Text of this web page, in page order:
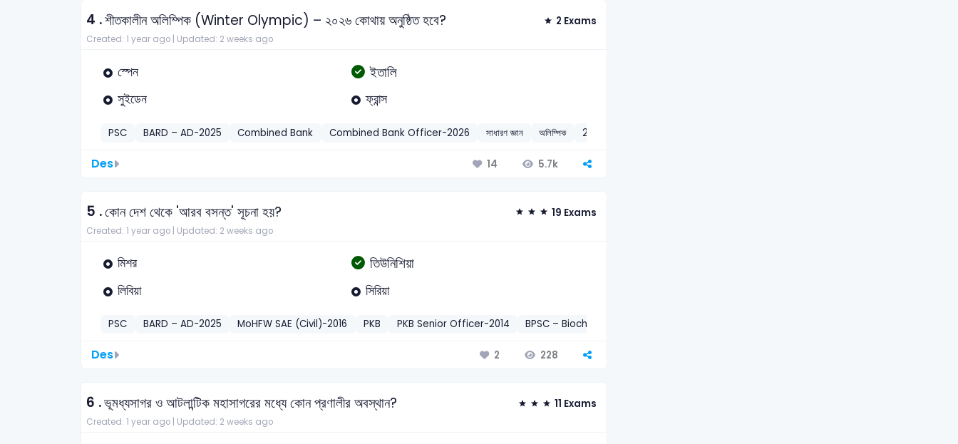
4 .শীতকালীন অলিম্পিক (Winter Olympic) – ২০২৬ কোথায় অনুষ্ঠিত হবে? 2 Exams
Created: 1 year ago | Updated: 2 weeks ago
স্পেন ইতালি
সুইডেন ফ্রান্স
PSC BARD – AD-2025 Combined Bank Combined Bank Officer-2026 সাধারণ জ্ঞান অলিম্পিক 2025
Des 14 5.7k
5 .কোন দেশ থেকে 'আরব বসন্ত' সূচনা হয়? 19 Exams
Created: 1 year ago | Updated: 2 weeks ago
মিশর তিউনিশিয়া
লিবিয়া সিরিয়া
PSC BARD – AD-2025 MoHFW SAE (Civil)-2016 PKB PKB Senior Officer-2014 BPSC – Biochemist-2023
Des 2 228
6 .ভূমধ্যসাগর ও আটলান্টিক মহাসাগরের মধ্যে কোন প্রণালীর অবস্থান? 11 Exams
Created: 1 year ago | Updated: 2 weeks ago